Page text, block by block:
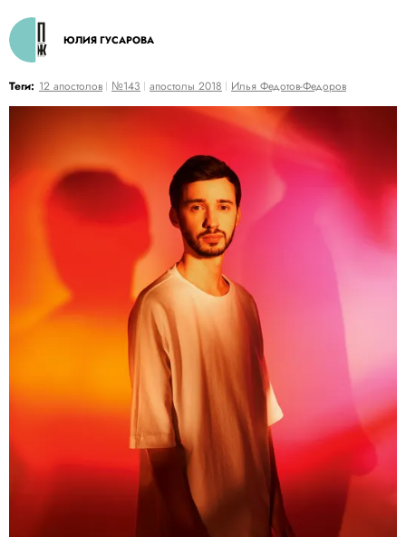
ЮЛИЯ ГУСАРОВА
Теги: 12 апостолов №143 апостолы 2018 Илья Федотов-Федоров